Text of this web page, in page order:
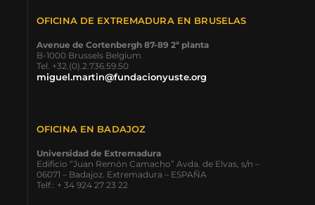
OFICINA DE EXTREMADURA EN BRUSELAS
Avenue de Cortenbergh 87-89 2ª planta
B-1000 Brussels Belgium
Tel. +32.(0).2.736.59.50
miguel.martin@fundacionyuste.org
OFICINA EN BADAJOZ
Universidad de Extremadura
Edificio “Juan Remón Camacho” Avda. de Elvas, s/n –
06071 – Badajoz. Extremadura – ESPAÑA
Telf.: + 34 924 27 23 22